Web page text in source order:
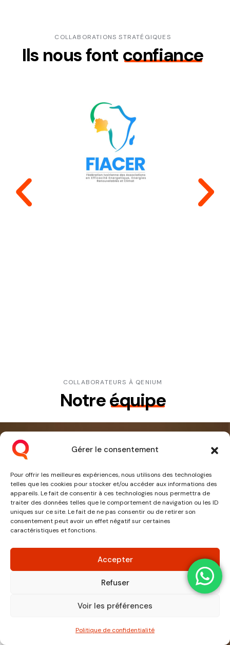
Gérer le consentement
Pour offrir les meilleures expériences, nous utilisons des technologies
telles que les cookies pour stocker et/ou accéder aux informations des
appareils. Le fait de consentir à ces technologies nous permettra de
traiter des données telles que le comportement de navigation ou les ID
uniques sur ce site. Le fait de ne pas consentir ou de retirer son
consentement peut avoir un effet négatif sur certaines
caractéristiques et fonctions.
Accepter
Refuser
Voir les préférences
Politique de confidentialité
COLLABORATIONS STRATÉGIQUES
Ils nous font confiance
COLLABORATEURS À QENIUM
Notreéquipe
Léandre YEBOUE